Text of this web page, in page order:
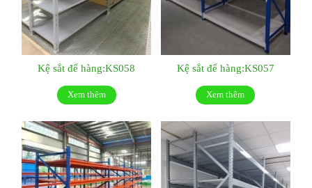
Kệ sắt để hàng:KS058
Xem thêm
Kệ sắt để hàng:KS057
Xem thêm